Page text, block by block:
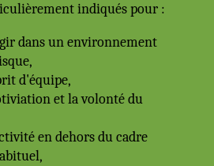
indiqués pour :
dans un environnement
d'équipe,
et la volonté du
en dehors du cadre